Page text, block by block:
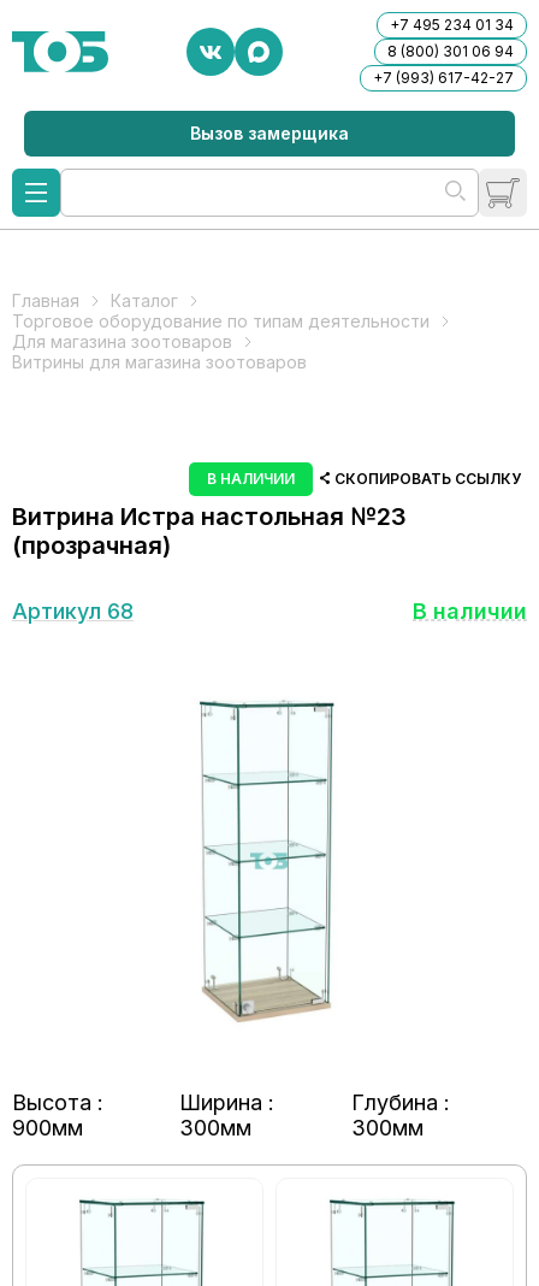
+7 495 234 01 34
8 (800) 301 06 94
+7 (993) 617-42-27
Вызов замерщика
Главная
Каталог
Торговое оборудование по типам деятельности
Для магазина зоотоваров
Витрины для магазина зоотоваров
В НАЛИЧИИ СКОПИРОВАТЬ ССЫЛКУ
Витрина Истра настольная №23
(прозрачная)
Артикул 68 В наличии
Высота :
900мм
Ширина :
300мм
Глубина :
300мм